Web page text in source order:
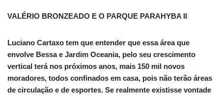
VALÉRIO BRONZEADO E O PARQUE PARAHYBA II
Luciano Cartaxo tem que entender que essa área que
envolve Bessa e Jardim Oceania, pelo seu crescimento
vertical terá nos próximos anos, mais 150 mil novos
moradores, todos confinados em casa, pois não terão áreas
de circulação e de esportes. Se realmente existisse vontade